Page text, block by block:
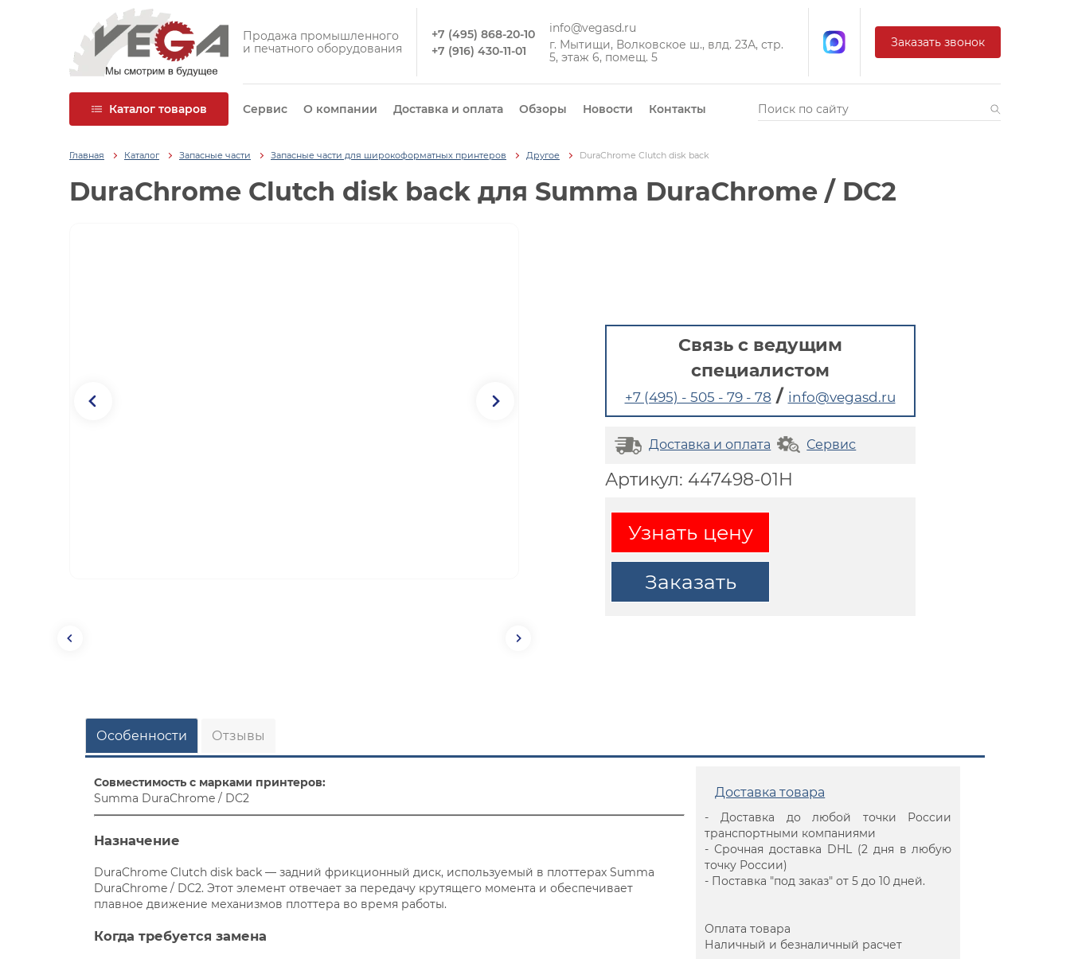
Продажа промышленного
и печатного оборудования
+7 (495) 868-20-10
+7 (916) 430-11-01
info@vegasd.ru
г. Мытищи, Волковское ш., влд. 23А, стр.
5, этаж 6, помещ. 5
Заказать звонок
Каталог товаров Сервис О компании Доставка и оплата Обзоры Новости Контакты
Главная Каталог Запасные части Запасные части для широкоформатных принтеров Другое DuraChrome Clutch disk back
DuraChrome Clutch disk back для Summa DuraChrome / DC2
Связь с ведущим
специалистом
+7 (495) - 505 - 79 - 78 / info@vegasd.ru
Доставка и оплата Сервис
Артикул: 447498-01H
Узнать цену
Заказать
Особенности
Совместимость с марками принтеров:
Summa DuraChrome / DC2
Назначение
DuraChrome Clutch disk back — задний фрикционный диск, используемый в плоттерах Summa
DuraChrome / DC2. Этот элемент отвечает за передачу крутящего момента и обеспечивает
плавное движение механизмов плоттера во время работы.
Когда требуется замена
Доставка товара
- Доставка до любой точки России
транспортными компаниями
- Срочная доставка DHL (2 дня в любую
точку России)
- Поставка "под заказ" от 5 до 10 дней.
Оплата товара
Наличный и безналичный расчет
Отзывы